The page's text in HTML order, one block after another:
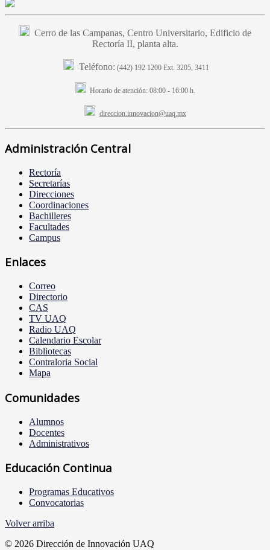
Cerro de las Campanas, Centro Universitario, Edificio de
Rectoría II, planta alta.
Teléfono: (442) 192 1200 Ext. 3205, 3411
Horario de atención:08:00 - 16:00 h.
direccion.innovacion@uaq.mx
Administración Central
Rectoría
Secretarías
Direcciones
Coordinaciones
Bachilleres
Facultades
Campus
Enlaces
Correo
Directorio
CAS
TV UAQ
Radio UAQ
Calendario Escolar
Bibliotecas
Contraloria Social
Mapa
Comunidades
Alumnos
Docentes
Administrativos
Educación Continua
Programas Educativos
Convocatorias
Volver arriba
© 2026 Dirección de Innovación UAQ